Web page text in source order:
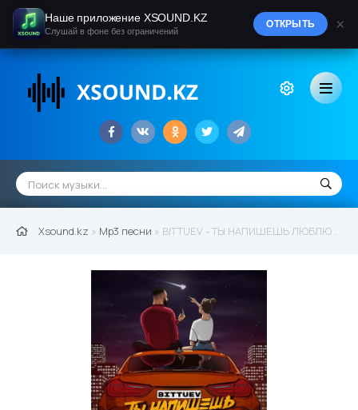
Xsound.kz » Mp3 песни » BITTUEV - ТЫ НАПИШЕШЬ ЛЮБЛЮ (2022)
Наше приложение XSOUND.KZ
Слушай в фоне без ограничений
ОТКРЫТЬ ×